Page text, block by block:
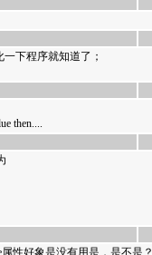
下程序就知道了；
then....
性好象是没有用是，是不是